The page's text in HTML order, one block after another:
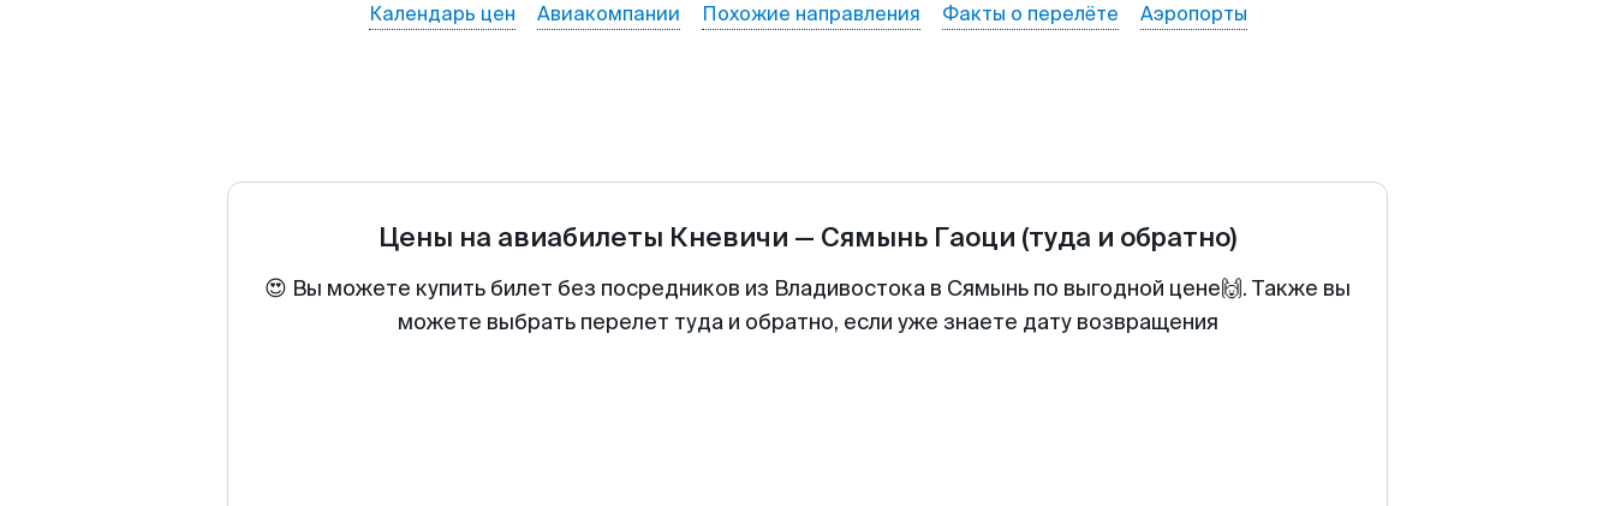
Календарь цен Авиакомпании Похожие направления Факты о перелёте Аэропорты
Цены на авиабилеты Кневичи — Сямынь Гаоци (туда и обратно)
😍 Вы можете купить билет без посредников из Владивостока в Сямынь по выгодной цене🙌. Также вы
можете выбрать перелет туда и обратно, если уже знаете дату возвращения